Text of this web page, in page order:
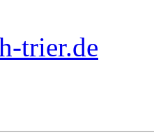
trier.de